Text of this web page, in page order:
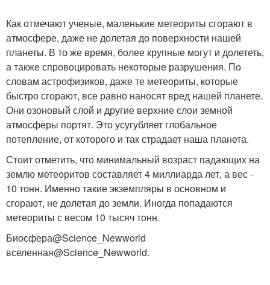
Как отмечают ученые, маленькие метеориты сгорают в
атмосфере, даже не долетая до поверхности нашей
планеты. В то же время, более крупные могут и долететь,
а также спровоцировать некоторые разрушения. По
словам астрофизиков, даже те метеориты, которые
быстро сгорают, все равно наносят вред нашей планете.
Они озоновый слой и другие верхние слои земной
атмосферы портят. Это усугубляет глобальное
потепление, от которого и так страдает наша планета.
Стоит отметить, что минимальный возраст падающих на
землю метеоритов составляет 4 миллиарда лет, а вес -
10 тонн. Именно такие экземпляры в основном и
сгорают, не долетая до земли. Иногда попадаются
метеориты с весом 10 тысяч тонн.
Биосфера@Science_Newworld
вселенная@Science_Newworld.